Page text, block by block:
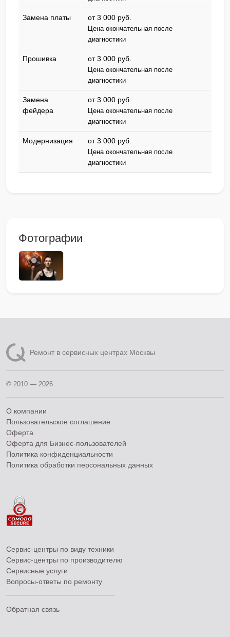
Замена платы от 3 000 pyб.
Цена окончательная после
диагностики
Прошивка от 3 000 pyб.
Цена окончательная после
диагностики
Замена
фейдера
от 3 000 pyб.
Цена окончательная после
диагностики
Модернизация от 3 000 pyб.
Цена окончательная после
диагностики
Фотографии
Ремонт в сервисных центрах Москвы
© 2010 — 2026
О компании
Пользовательское соглашение
Оферта
Оферта для Бизнес-пользователей
Политика конфиденциальности
Политика обработки персональных данных
Сервис-центры по виду техники
Сервис-центры по производителю
Сервисные услуги
Вопросы-ответы по ремонту
Обратная связь